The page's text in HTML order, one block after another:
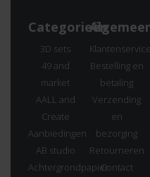
Categorieën
3D sets
49 and
market
AALL and
Create
Aanbiedingen
AB studio
Achtergrondpapier
Klantenservice
Bestelling en
betaling
Verzending
en
bezorging
Retourneren
Contact